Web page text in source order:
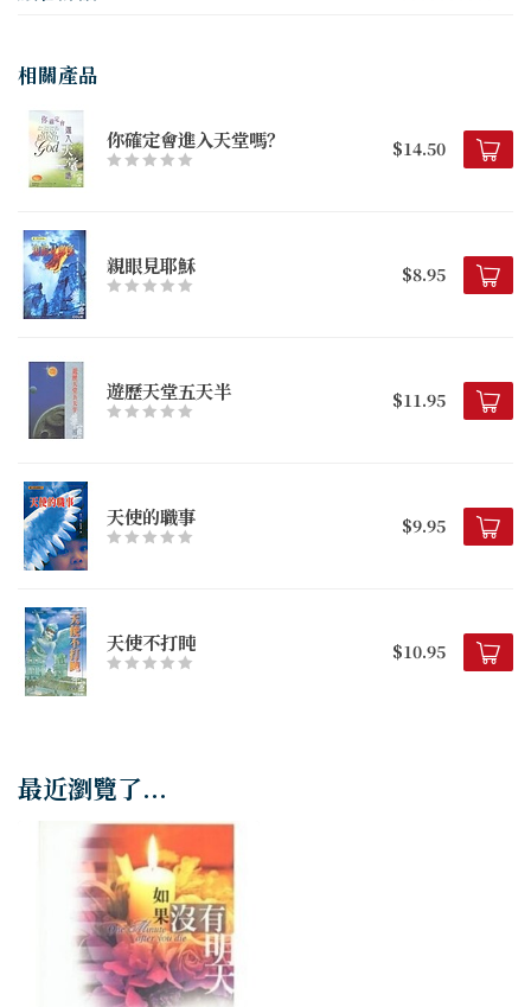
相關產品
你確定會進入天堂嗎？ $14.50
親眼見耶穌 $8.95
遊歷天堂五天半 $11.95
天使的職事 $9.95
天使不打盹 $10.95
最近瀏覽了...